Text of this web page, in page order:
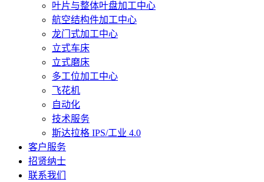
叶片与整体叶盘加工中心
航空结构件加工中心
龙门式加工中心
立式车床
立式磨床
多工位加工中心
飞花机
自动化
技术服务
斯达拉格 IPS/工业 4.0
客户服务
招贤纳士
联系我们